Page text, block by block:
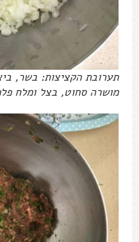
תערובת הקציצות: בשר,
מושרה סחוט, בצל ומלח